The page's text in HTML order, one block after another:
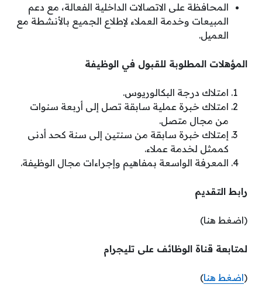
المحافظة على الاتصالات الداخلية الفعالة، مع دعم
المبيعات وخدمة العملاء لإطلاع الجميع بالأنشطة مع
العميل.
المؤهلات المطلوبة للقبول في الوظيفة
امتلاك درجة البكالوريوس.
امتلاك خبرة عملية سابقة تصل إلى أربعة سنوات
من مجال متصل.
إمتلاك خبرة سابقة من سنتين إلى سنة كحد أدنى
كممثل لخدمة عملاء.
المعرفة الواسعة بمفاهيم وإجراءات مجال الوظيفة.
رابط التقديم
(اضغط هنا)
لمتابعة قناة الوظائف على تليجرام
(اضغط هنا)